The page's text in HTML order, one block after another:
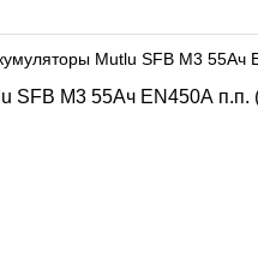
SFB M3 55Ач EN450А